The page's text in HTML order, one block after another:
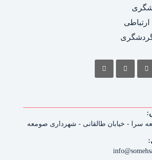
گردشگری
سرا - خیابان طالقانی - شهرداری صومعه